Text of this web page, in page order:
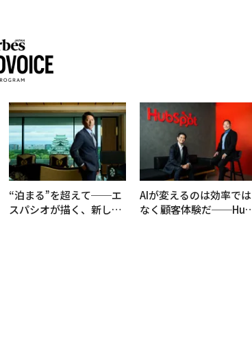
“泊まる”を超えて──エ
スパシオが描く、新しい
AIが変えるのは効率では
なく顧客体験だ──Hub